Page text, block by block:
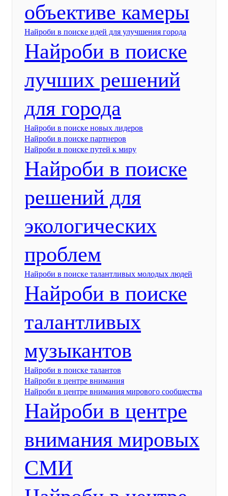
объективе камеры
Найроби в поиске идей для улучшения города
Найроби в поиске
лучших решений
для города
Найроби в поиске новых лидеров
Найроби в поиске партнеров
Найроби в поиске путей к миру
Найроби в поиске
решений для
экологических
проблем
Найроби в поиске талантливых молодых людей
Найроби в поиске
талантливых
музыкантов
Найроби в поиске талантов
Найроби в центре внимания
Найроби в центре внимания мирового сообщества
Найроби в центре
внимания мировых
СМИ